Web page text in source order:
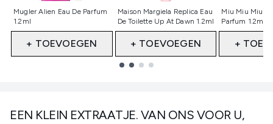
Mugler Alien Eau De Parfum
1.2ml
Niet geselecteerd
+ TOEVOEGEN
Maison Margiela Replica Eau
De Toilette Up At Dawn 1.2ml
Niet geselecteerd
+ TOEVOEGEN
Miu Miu
Parfum 1.2ml
Niet
+
EEN KLEIN EXTRAATJE. VAN ONS VOOR U,